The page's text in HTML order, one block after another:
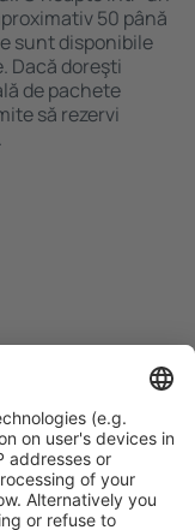
50 până
sunt disponibile
Dacă doreşti
de pachete
să rezervi
de anulare.
utilizatorii